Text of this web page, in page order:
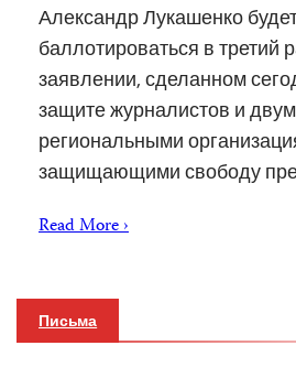
Александр Лукашенко
баллотироваться в третий
заявлении, сделанном
защите журналистов и
региональными
защищающими свободу
Read More ›
Письма